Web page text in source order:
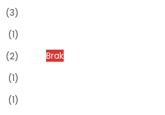
Brak
(3)
(1)
(2)
(1)
(1)